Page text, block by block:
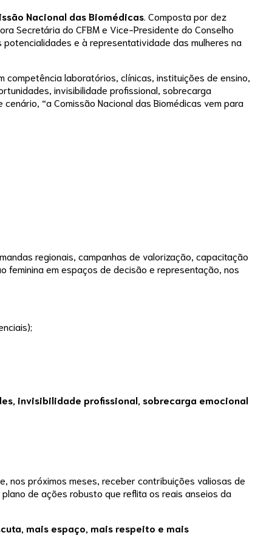
Nacional das Biomédicas. Composta por dez
Secretária do CFBM e Vice-Presidente do Conselho
e à representatividade das mulheres na
competência laboratórios, clínicas, instituições de ensino,
invisibilidade profissional, sobrecarga
“a Comissão Nacional das Biomédicas vem para
regionais, campanhas de valorização, capacitação
feminina em espaços de decisão e representação, nos
invisibilidade profissional, sobrecarga emocional
nos próximos meses, receber contribuições valiosas de
de ações robusto que reflita os reais anseios da
mais espaço, mais respeito e mais